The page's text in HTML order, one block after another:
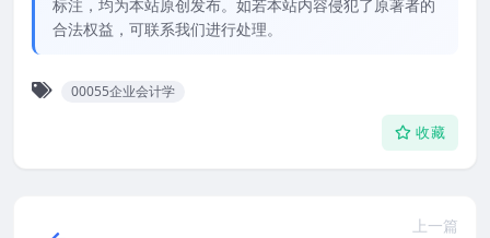
标注，均为本站原创发布。如若本站内容侵犯了原著者的
合法权益，可联系我们进行处理。
00055企业会计学
收藏
上一篇